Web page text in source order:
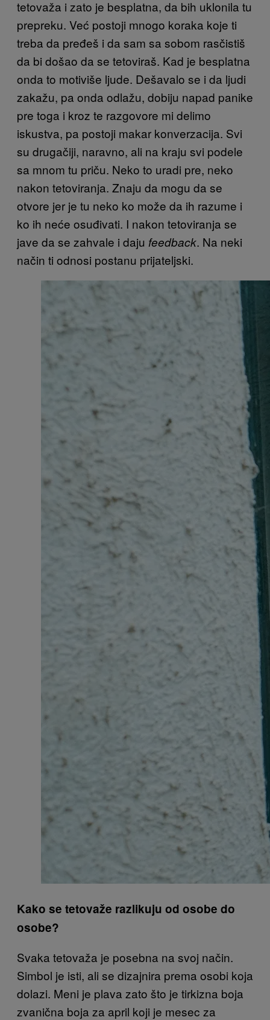
tetovaža i zato je besplatna, da bih uklonila tu
prepreku. Već postoji mnogo koraka koje ti
treba da pređeš i da sam sa sobom rasčistiš
da bi došao da se tetoviraš. Kad je besplatna
onda to motiviše ljude. Dešavalo se i da ljudi
zakažu, pa onda odlažu, dobiju napad panike
pre toga i kroz te razgovore mi delimo
iskustva, pa postoji makar konverzacija. Svi
su drugačiji, naravno, ali na kraju svi podele
sa mnom tu priču. Neko to uradi pre, neko
nakon tetoviranja. Znaju da mogu da se
otvore jer je tu neko ko može da ih razume i
ko ih neće osuđivati. I nakon tetoviranja se
jave da se zahvale i daju feedback. Na neki
način ti odnosi postanu prijateljski.
Kako se tetovaže razlikuju od osobe do
osobe?
Svaka tetovaža je posebna na svoj način.
Simbol je isti, ali se dizajnira prema osobi koja
dolazi. Meni je plava zato što je tirkizna boja
zvanična boja za april koji je mesec za